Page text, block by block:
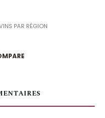
PAR RÉGION